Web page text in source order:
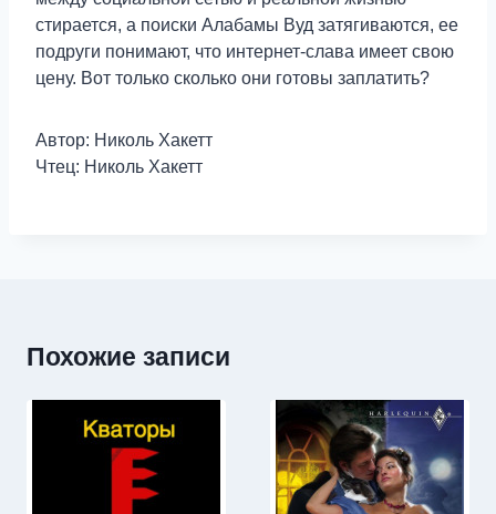
стирается, а поиски Алабамы Вуд затягиваются, ее
подруги понимают, что интернет-слава имеет свою
цену. Вот только сколько они готовы заплатить?
Автор: Николь Хакетт
Чтец: Николь Хакетт
Похожие записи